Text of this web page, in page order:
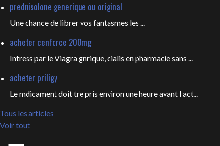
prednisolone generique ou original
Une chance de librer vos fantasmes les ...
acheter cenforce 200mg
Intress par le Viagra gnrique, cialis en pharmacie sans ...
acheter priligy
Le mdicament doit tre pris environ une heure avant l act...
Tous les articles
Voir tout